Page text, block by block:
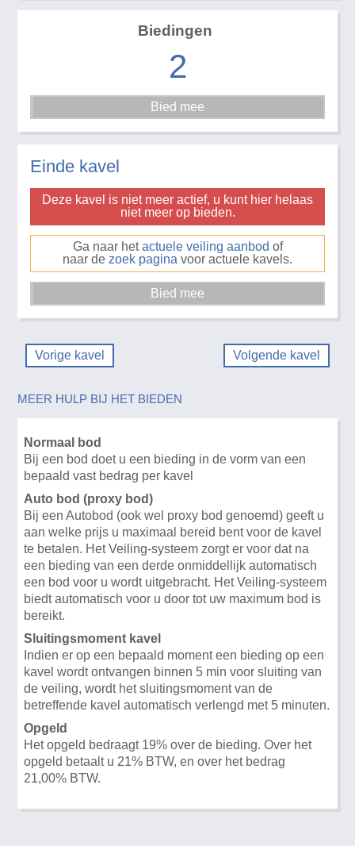
Biedingen
2
Einde kavel
Deze kavel is niet meer actief, u kunt hier helaas
niet meer op bieden.
Ga naar hetactuele veiling aanbod of
naar de zoek pagina voor actuele kavels.
Vorige kavel Volgende kavel
MEER HULP BIJ HET BIEDEN
Normaal bod
Bij een bod doet u een bieding in de vorm van een
bepaald vast bedrag per kavel
Auto bod (proxy bod)
Bij een Autobod (ook wel proxy bod genoemd) geeft u
aan welke prijs u maximaal bereid bent voor de kavel
te betalen. Het Veiling-systeem zorgt er voor dat na
een bieding van een derde onmiddellijk automatisch
een bod voor u wordt uitgebracht. Het Veiling-systeem
biedt automatisch voor u door tot uw maximum bod is
bereikt.
Sluitingsmoment kavel
Indien er op een bepaald moment een bieding op een
kavel wordt ontvangen binnen 5 min voor sluiting van
de veiling, wordt het sluitingsmoment van de
betreffende kavel automatisch verlengd met 5 minuten.
Opgeld
Het opgeld bedraagt 19% over de bieding. Over het
opgeld betaalt u 21% BTW, en over het bedrag
21,00% BTW.